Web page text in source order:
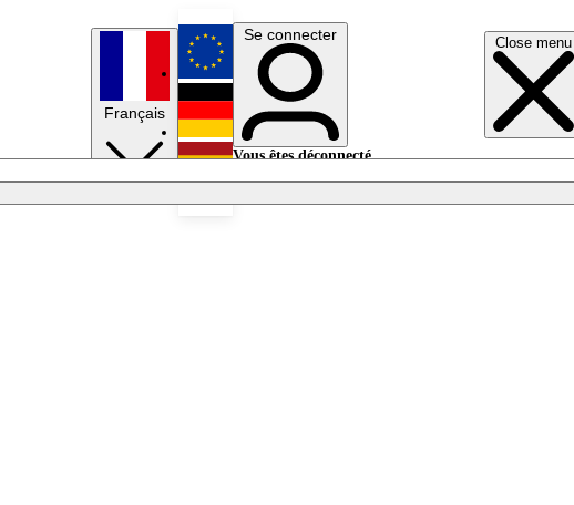
Close menu
Français
English
Deutsch
Se connecter
Vous êtes déconnecté.